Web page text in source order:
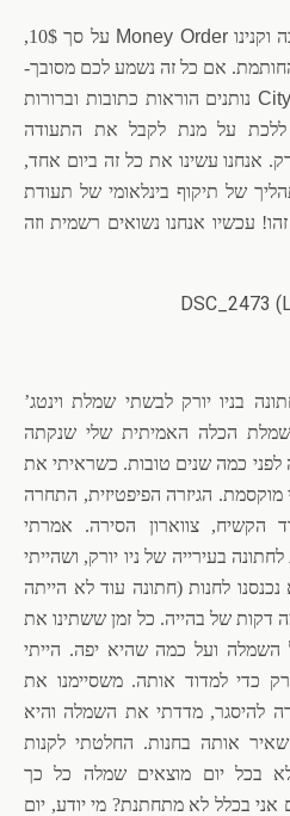
וקנינוMoney Order
על סך 10$,
אם כל זה נשמע לכם מסובך-
נותנים הוראות כתובות וברורות
ללכת על מנת לקבל את התעודה
אנחנו עשינו את כל זה ביום אחד,
של תיקוף בינלאומי של תעודת
עכשיו אנחנו נשואים רשמית וזה
בניו יורק לבשתי שמלת וינטג’
לשמלת הכלה האמיתית שלי שנקתה
לפני כמה שנים טובות. כשראיתי את
מוקסמת. הגיזרה הפיפטיזית, התחרה
הקשיח, צווארון הסירה. אמרתי
בעירייה של ניו יורק, ושהייתי
לחנות (חתונה עוד לא הייתה
דקות של בהייה. כל זמן ששתינו את
ועל כמה שהיא יפה. הייתי
כדי למדוד אותה. משסיימנו את
להיסגר, מדדתי את השמלה והיא
אותה בחנות. החלטתי לקנות
בכל יום מוצאים שמלה כל כך
בכלל לא מתחתנת? מי יודע, יום